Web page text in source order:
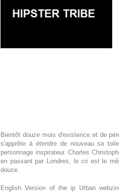
Bientôt douze mois d'existence et de
s'apprête à étendre de nouveau sa
personnage inspirateur. Charles
en passant par Londres, le cri est le
douze.
English Version of the ip Urban